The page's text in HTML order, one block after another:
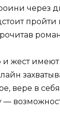
через
пройти
жест имеют
вере в
—